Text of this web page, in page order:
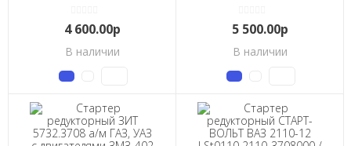
4 600.00р
В наличии
двигатели и двигатели с
ЭСУД) 12В
5 500.00р
В наличии